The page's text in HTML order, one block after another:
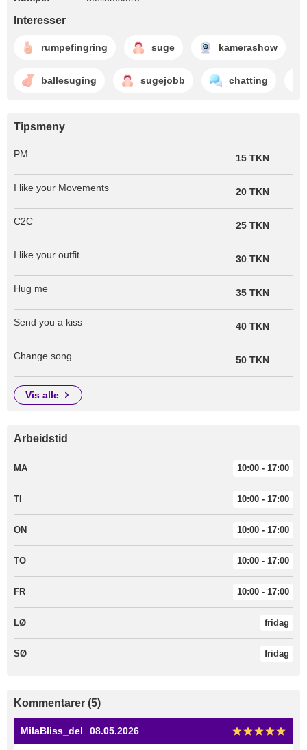
Interesser
rumpefingring suge kamerashow
ballesuging sugejobb chatting
Tipsmeny
PM 15 TKN
I like your Movements 20 TKN
C2C 25 TKN
I like your outfit 30 TKN
Hug me 35 TKN
Send you a kiss 40 TKN
Change song 50 TKN
vis alle
Arbeidstid
MA 10:00 - 17:00
TI 10:00 - 17:00
ON 10:00 - 17:00
TO 10:00 - 17:00
FR 10:00 - 17:00
LØ fridag
SØ fridag
Kommentarer (5)
MilaBliss_del 08.05.2026